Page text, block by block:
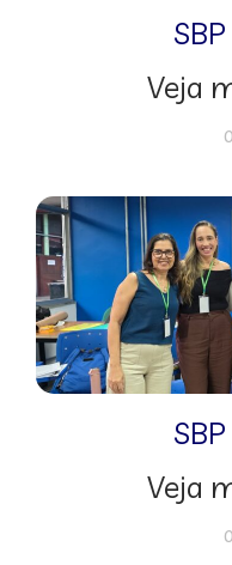
Veja
Veja